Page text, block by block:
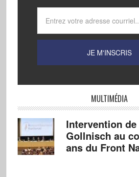
MULTIMÉDIA
Intervention
Gollnisch au
ans du Front